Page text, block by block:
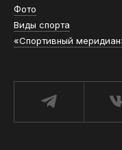
Фото
Виды спорта
«Спортивный